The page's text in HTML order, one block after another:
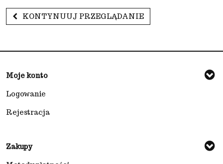
KONTYNUUJ PRZEGLĄDANIE
Moje konto
Logowanie
Rejestracja
Zakupy